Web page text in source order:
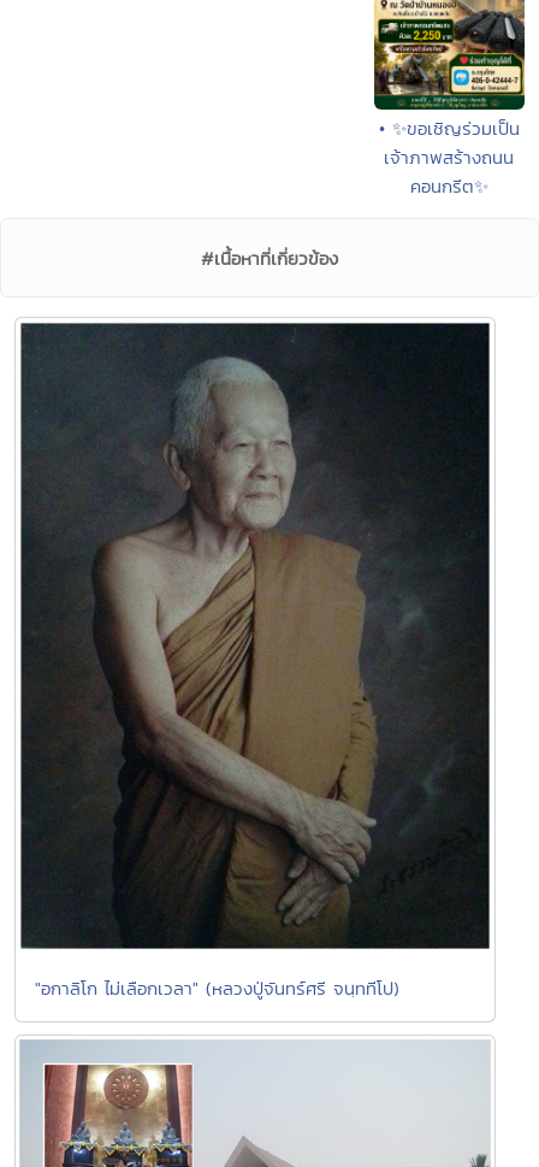
• ✨ขอเชิญร่วมเป็น
เจ้าภาพสร้างถนน
คอนกรีต✨
#เนื้อหาที่เกี่ยวข้อง
"อกาลิโก ไม่เลือกเวลา" (หลวงปู่จันทร์ศรี จนฺททีโป)